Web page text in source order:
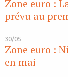
Zone euro :
prévu au
30/05
Zone euro :
en mai